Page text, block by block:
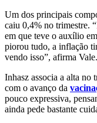
Um dos principais
caiu 0,4% no trimestre.
em que teve o auxílio
piorou tudo, a inflação
vendo isso”, afirma Vale.
Inhasz associa a alta no
com o avanço da
pouco expressiva,
ainda pede bastante